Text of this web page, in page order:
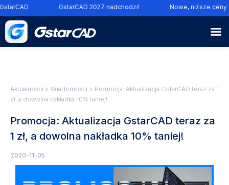
GstarCAD 2027 nadchodzi! Nowe, niższe ceny
Aktualności > Wiadomości > Promocja: Aktualizacja GstarCAD teraz za 1
zł, a dowolna nakładka 10% taniej!
Promocja: Aktualizacja GstarCAD teraz za
1 zł, a dowolna nakładka 10% taniej!
2020-11-05